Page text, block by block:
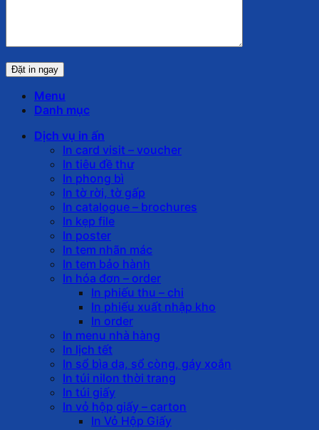
Menu
Danh mục
Dịch vụ in ấn
In card visit – voucher
In tiêu đề thư
In phong bì
In tờ rời, tờ gấp
In catalogue – brochures
In kẹp file
In poster
In tem nhãn mác
In tem bảo hành
In hóa đơn – order
In phiếu thu – chi
In phiếu xuất nhập kho
In order
In menu nhà hàng
In lịch tết
In sổ bìa da, sổ còng, gáy xoắn
In túi nilon thời trang
In túi giấy
In vỏ hộp giấy – carton
In Vỏ Hộp Giấy